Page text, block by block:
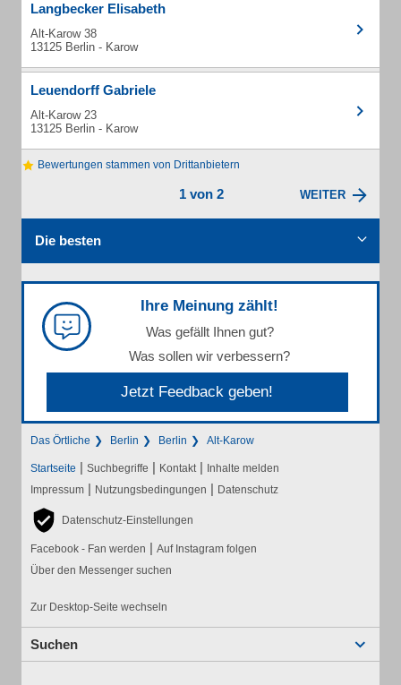
Langbecker Elisabeth
Alt-Karow 38
13125 Berlin - Karow
Leuendorff Gabriele
Alt-Karow 23
13125 Berlin - Karow
Bewertungen stammen von Drittanbietern
1 von 2 WEITER
Die besten
Ihre Meinung zählt!
Was gefällt Ihnen gut?
Was sollen wir verbessern?
Jetzt Feedback geben!
Das Örtliche Berlin Berlin Alt-Karow
Startseite | Suchbegriffe | Kontakt | Inhalte melden
Impressum | Nutzungsbedingungen | Datenschutz
Datenschutz-Einstellungen
Facebook - Fan werden | Auf Instagram folgen
Über den Messenger suchen
Zur Desktop-Seite wechseln
Suchen